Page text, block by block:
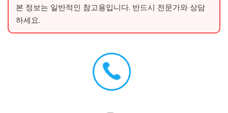
본 정보는 일반적인 참고용입니다. 반드시 전문가와 상담
하세요.